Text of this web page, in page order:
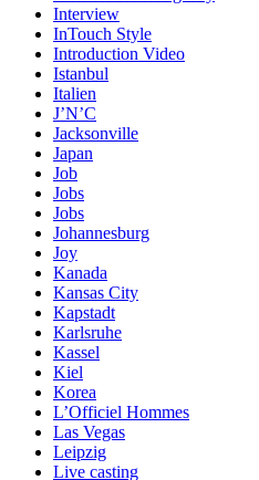
Interview
InTouch Style
Introduction Video
Istanbul
Italien
J’N’C
Jacksonville
Japan
Job
Jobs
Jobs
Johannesburg
Joy
Kanada
Kansas City
Kapstadt
Karlsruhe
Kassel
Kiel
Korea
L’Officiel Hommes
Las Vegas
Leipzig
Live casting